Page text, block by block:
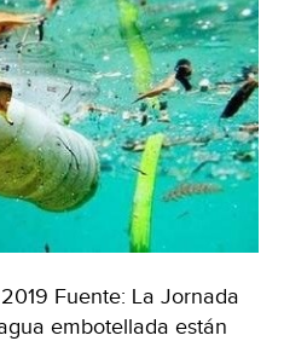
Fuente: La Jornada
embotellada están